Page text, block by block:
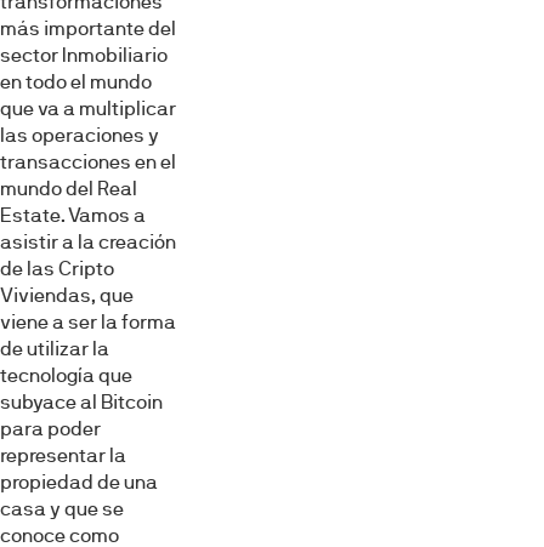
más importante del
sector Inmobiliario
en todo el mundo
que va a multiplicar
las operaciones y
transacciones en el
mundo del Real
Estate. Vamos a
asistir a la creación
de las Cripto
Viviendas, que
viene a ser la forma
de utilizar la
tecnología que
subyace al Bitcoin
para poder
representar la
propiedad de una
casa y que se
conoce como